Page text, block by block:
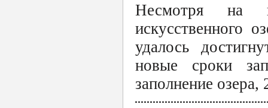
Несмотря на
искусственного
удалось
новые сроки
заполнение